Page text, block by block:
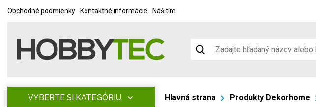
Obchodné podmienky Kontaktné informácie Náš tím
VYBERTE SI KATEGÓRIU Hlavná strana Produkty Dekorhome